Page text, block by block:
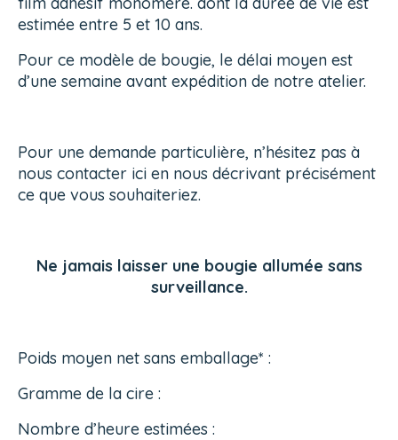
estimée entre 5 et 10 ans.
Pour ce modèle de bougie, le délai moyen est
d’une semaine avant expédition de notre atelier.
Pour une demande particulière, n’hésitez pas à
nous contacter ici en nous décrivant précisément
ce que vous souhaiteriez.
Ne jamais laisser une bougie allumée sans
surveillance.
Poids moyen net sans emballage* :
Gramme de la cire :
Nombre d’heure estimées :